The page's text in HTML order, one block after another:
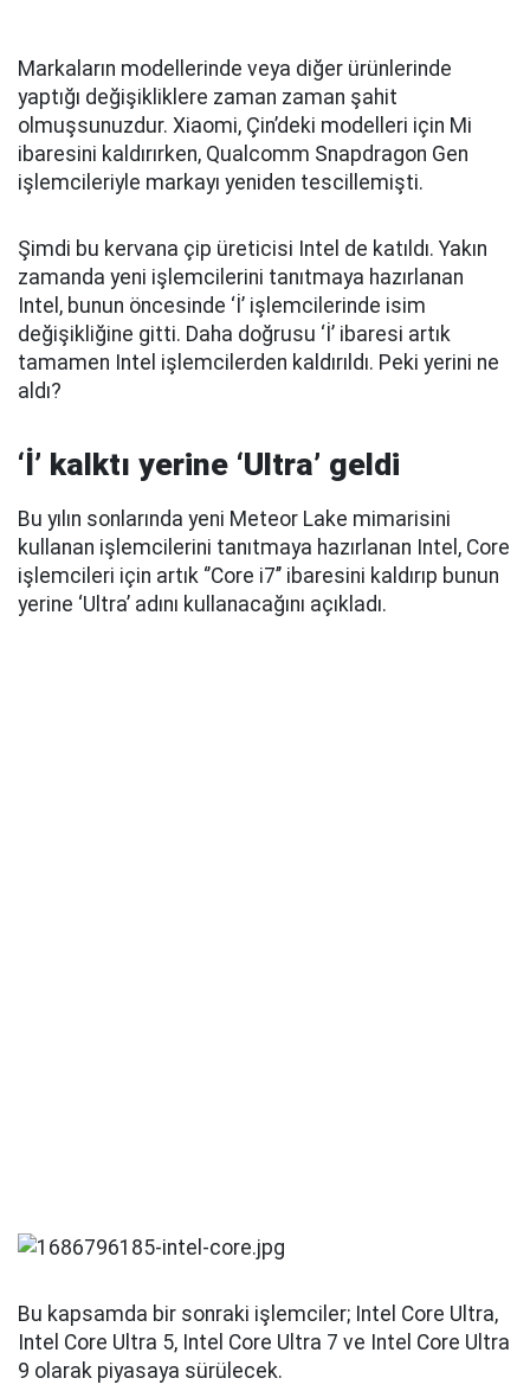
Markaların modellerinde veya diğer ürünlerinde
yaptığı değişikliklere zaman zaman şahit
olmuşsunuzdur. Xiaomi, Çin’deki modelleri için Mi
ibaresini kaldırırken, Qualcomm Snapdragon Gen
işlemcileriyle markayı yeniden tescillemişti.
Şimdi bu kervana çip üreticisi Intel de katıldı. Yakın
zamanda yeni işlemcilerini tanıtmaya hazırlanan
Intel, bunun öncesinde ‘İ’ işlemcilerinde isim
değişikliğine gitti. Daha doğrusu ‘İ’ ibaresi artık
tamamen Intel işlemcilerden kaldırıldı. Peki yerini ne
aldı?
‘İ’ kalktı yerine ‘Ultra’ geldi
Bu yılın sonlarında yeni Meteor Lake mimarisini
kullanan işlemcilerini tanıtmaya hazırlanan Intel, Core
işlemcileri için artık ‘’Core i7’’ ibaresini kaldırıp bunun
yerine ‘Ultra’ adını kullanacağını açıkladı.
Bu kapsamda bir sonraki işlemciler; Intel Core Ultra,
Intel Core Ultra 5, Intel Core Ultra 7 ve Intel Core Ultra
9 olarak piyasaya sürülecek.